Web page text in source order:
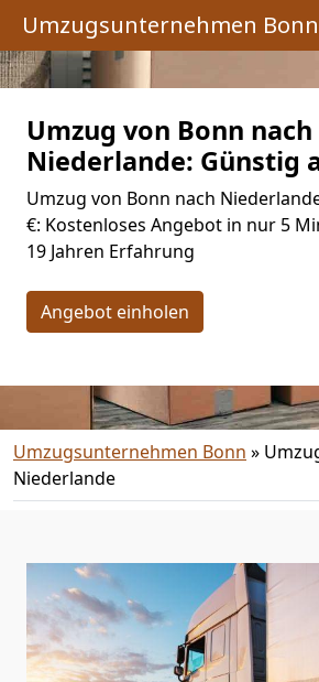
Umzugsunternehmen Bonn
Umzug von Bonn nach
Niederlande: Günstig
Umzug von Bonn nach
€: Kostenloses Angebot in nur 5
19 Jahren Erfahrung
Angebot einholen
Umzugsunternehmen Bonn »
Niederlande